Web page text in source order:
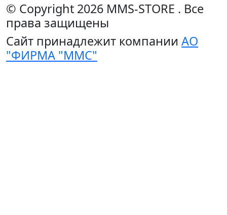
© Copyright 2026 MMS-STORE . Все
права защищены
Сайт принадлежит компании АО
"ФИРМА "ММС"